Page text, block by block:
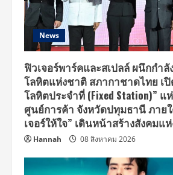
News
ฟิวเจอร์พาร์คและสเปลล์ ผนึกกำ
โลหิตแห่งชาติ สภากาชาดไทย เ
โลหิตประจำที่ (Fixed Station)” แ
ศูนย์การค้า จังหวัดปทุมธานี ภายใ
เจอร์ให้ใจ” เดินหน้าสร้างสังคมแ
Hannah 08 สิงหาคม 2026